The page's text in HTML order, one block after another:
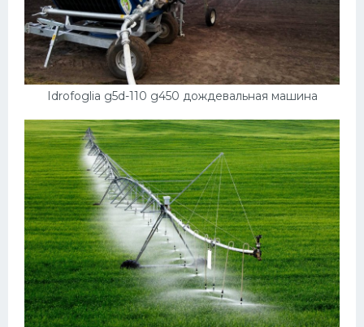
Idrofoglia g5d-110 g450 дождевальная машина